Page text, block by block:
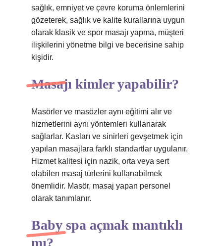
sağlık, emniyet ve çevre koruma önlemlerini
gözeterek, sağlık ve kalite kurallarına uygun
olarak klasik ve spor masajı yapma, müşteri
ilişkilerini yönetme bilgi ve becerisine sahip
kişidir.
Masajı kimler yapabilir?
Masörler ve masözler aynı eğitimi alır ve
hizmetlerini aynı yöntemleri kullanarak
sağlarlar. Kasları ve sinirleri gevşetmek için
yapılan masajlara farklı standartlar uygulanır.
Hizmet kalitesi için nazik, orta veya sert
olabilen masaj türlerini kullanabilmek
önemlidir. Masör, masaj yapan personel
olarak tanımlanır.
Baby spa açmak mantıklı
mı?